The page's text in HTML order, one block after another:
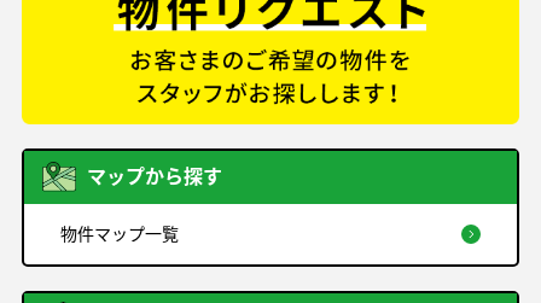
マップから探す
物件マップ一覧